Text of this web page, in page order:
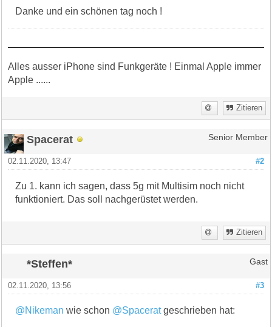
Danke und ein schönen tag noch !
Alles ausser iPhone sind Funkgeräte ! Einmal Apple immer
Apple ......
Zitieren
Spacerat Senior Member
#2
02.11.2020, 13:47
Zu 1. kann ich sagen, dass 5g mit Multisim noch nicht
funktioniert. Das soll nachgerüstet werden.
Zitieren
*Steffen* Gast
#3
02.11.2020, 13:56
@Nikeman wie schon @Spaceratgeschrieben hat: